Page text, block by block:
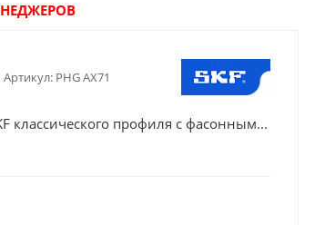
Артикул: PHG AX71
классического профиля с фасонным...